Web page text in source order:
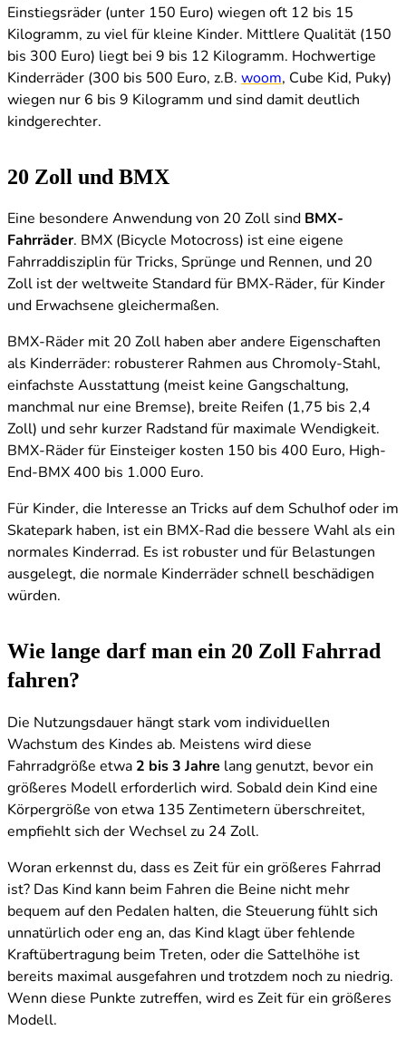
Einstiegsräder (unter 150 Euro) wiegen oft 12 bis 15
Kilogramm, zu viel für kleine Kinder. Mittlere Qualität (150
bis 300 Euro) liegt bei 9 bis 12 Kilogramm. Hochwertige
Kinderräder (300 bis 500 Euro, z.B. woom, Cube Kid, Puky)
wiegen nur 6 bis 9 Kilogramm und sind damit deutlich
kindgerechter.
20 Zoll und BMX
Eine besondere Anwendung von 20 Zoll sind BMX-
Fahrräder. BMX (Bicycle Motocross) ist eine eigene
Fahrraddisziplin für Tricks, Sprünge und Rennen, und 20
Zoll ist der weltweite Standard für BMX-Räder, für Kinder
und Erwachsene gleichermaßen.
BMX-Räder mit 20 Zoll haben aber andere Eigenschaften
als Kinderräder: robusterer Rahmen aus Chromoly-Stahl,
einfachste Ausstattung (meist keine Gangschaltung,
manchmal nur eine Bremse), breite Reifen (1,75 bis 2,4
Zoll) und sehr kurzer Radstand für maximale Wendigkeit.
BMX-Räder für Einsteiger kosten 150 bis 400 Euro, High-
End-BMX 400 bis 1.000 Euro.
Für Kinder, die Interesse an Tricks auf dem Schulhof oder im
Skatepark haben, ist ein BMX-Rad die bessere Wahl als ein
normales Kinderrad. Es ist robuster und für Belastungen
ausgelegt, die normale Kinderräder schnell beschädigen
würden.
Wie lange darf man ein 20 Zoll Fahrrad
fahren?
Die Nutzungsdauer hängt stark vom individuellen
Wachstum des Kindes ab. Meistens wird diese
Fahrradgröße etwa 2 bis 3 Jahre lang genutzt, bevor ein
größeres Modell erforderlich wird. Sobald dein Kind eine
Körpergröße von etwa 135 Zentimetern überschreitet,
empfiehlt sich der Wechsel zu 24 Zoll.
Woran erkennst du, dass es Zeit für ein größeres Fahrrad
ist? Das Kind kann beim Fahren die Beine nicht mehr
bequem auf den Pedalen halten, die Steuerung fühlt sich
unnatürlich oder eng an, das Kind klagt über fehlende
Kraftübertragung beim Treten, oder die Sattelhöhe ist
bereits maximal ausgefahren und trotzdem noch zu niedrig.
Wenn diese Punkte zutreffen, wird es Zeit für ein größeres
Modell.